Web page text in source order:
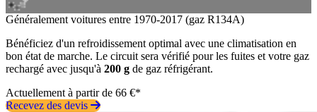
Généralement voitures entre 1970-2017 (gaz R134A)
Bénéficiez d'un refroidissement optimal avec une climatisation en
bon état de marche. Le circuit sera vérifié pour les fuites et votre gaz
rechargé avec jusqu'à 200 g de gaz réfrigérant.
Actuellement à partir de 66 €*
Recevez des devis